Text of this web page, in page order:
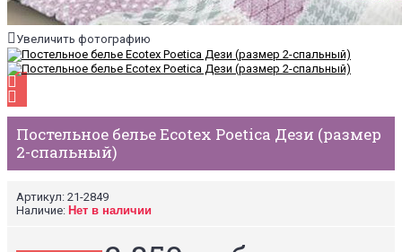
Увеличить фотографию
Постельное белье Ecotex Poetica Дези (размер
2-спальный)
Артикул: 21-2849
Наличие: Нет в наличии